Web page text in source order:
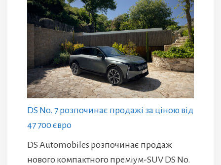
DS No. 7 розпочинає продажі за ціною від
47 700 євро
DS Automobiles розпочинає продаж
нового компактного преміум-SUV DS No.